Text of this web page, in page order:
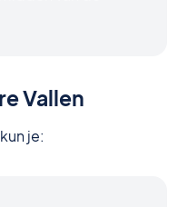
Vallen
je: